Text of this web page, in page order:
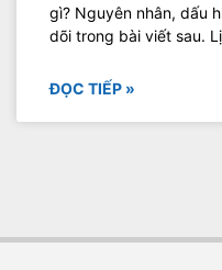
gì? Nguyên nhân, dấu
dõi trong bài viết sau.
ĐỌC TIẾP »